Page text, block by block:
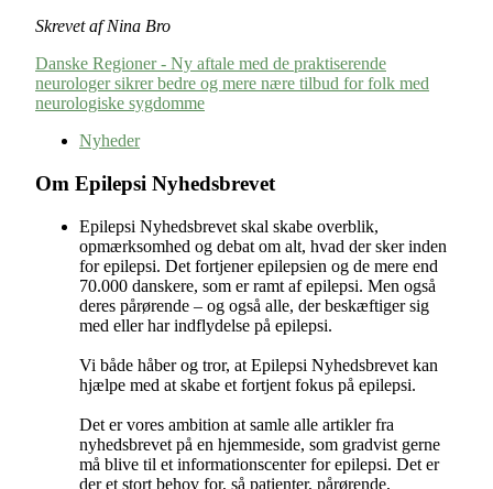
Skrevet af Nina Bro
Danske Regioner - Ny aftale med de praktiserende
neurologer sikrer bedre og mere nære tilbud for folk med
neurologiske sygdomme
Nyheder
Om Epilepsi Nyhedsbrevet
Epilepsi Nyhedsbrevet skal skabe overblik,
opmærksomhed og debat om alt, hvad der sker inden
for epilepsi. Det fortjener epilepsien og de mere end
70.000 danskere, som er ramt af epilepsi. Men også
deres pårørende – og også alle, der beskæftiger sig
med eller har indflydelse på epilepsi.
Vi både håber og tror, at Epilepsi Nyhedsbrevet kan
hjælpe med at skabe et fortjent fokus på epilepsi.
Det er vores ambition at samle alle artikler fra
nyhedsbrevet på en hjemmeside, som gradvist gerne
må blive til et informationscenter for epilepsi. Det er
der et stort behov for, så patienter, pårørende,